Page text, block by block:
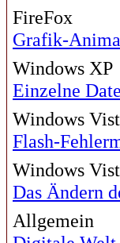
FireFox
Grafik-
Windows XP
Einzelne
Windows
Flash-
Windows
Das Ändern
Allgemein